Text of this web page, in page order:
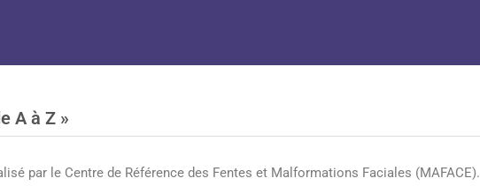
A à Z »
par le Centre de Référence des Fentes et Malformations Faciales (MAFACE).